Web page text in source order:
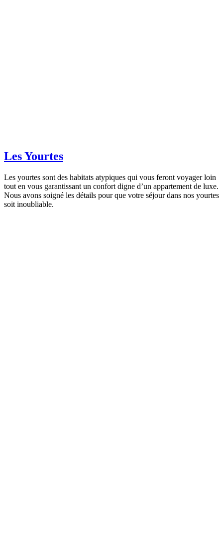
Les Yourtes
Les yourtes sont des habitats atypiques qui vous feront voyager loin
tout en vous garantissant un confort digne d’un appartement de luxe.
Nous avons soigné les détails pour que votre séjour dans nos yourtes
soit inoubliable.